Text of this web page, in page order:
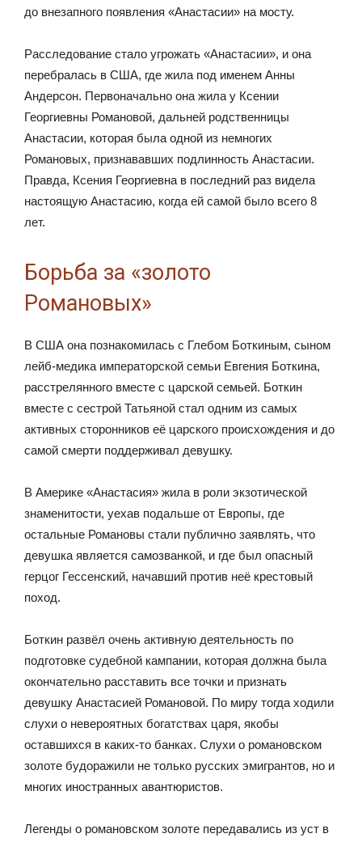
до внезапного появления «Анастасии» на мосту.
Расследование стало угрожать «Анастасии», и она
перебралась в США, где жила под именем Анны
Андерсон. Первоначально она жила у Ксении
Георгиевны Романовой, дальней родственницы
Анастасии, которая была одной из немногих
Романовых, признававших подлинность Анастасии.
Правда, Ксения Георгиевна в последний раз видела
настоящую Анастасию, когда ей самой было всего 8
лет.
Борьба за «золото
Романовых»
В США она познакомилась с Глебом Боткиным, сыном
лейб-медика императорской семьи Евгения Боткина,
расстрелянного вместе с царской семьей. Боткин
вместе с сестрой Татьяной стал одним из самых
активных сторонников её царского происхождения и до
самой смерти поддерживал девушку.
В Америке «Анастасия» жила в роли экзотической
знаменитости, уехав подальше от Европы, где
остальные Романовы стали публично заявлять, что
девушка является самозванкой, и где был опасный
герцог Гессенский, начавший против неё крестовый
поход.
Боткин развёл очень активную деятельность по
подготовке судебной кампании, которая должна была
окончательно расставить все точки и признать
девушку Анастасией Романовой. По миру тогда ходили
слухи о невероятных богатствах царя, якобы
оставшихся в каких-то банках. Слухи о романовском
золоте будоражили не только русских эмигрантов, но и
многих иностранных авантюристов.
Легенды о романовском золоте передавались из уст в